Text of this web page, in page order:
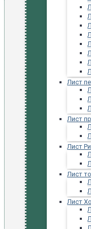
Лист
Лист
Лист
Лист
Лист